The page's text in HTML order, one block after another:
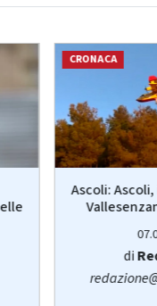
CRONACA
Ascoli:
di